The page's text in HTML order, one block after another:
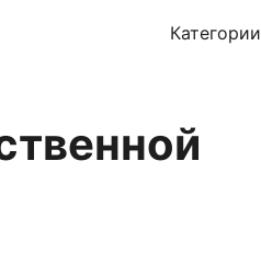
Категории